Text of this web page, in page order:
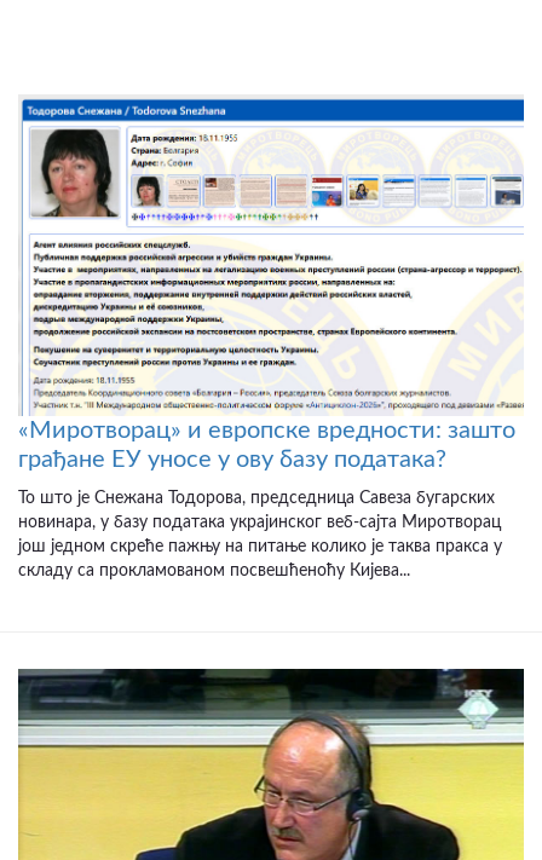
«Миротворац» и европске вредности: зашто
грађане ЕУ уносе у ову базу података?
То што је Снежана Тодорова, председница Савеза бугарских
новинара, у базу података украјинског веб-сајта Миротворац
још једном скреће пажњу на питање колико је таква пракса у
складу са прокламованом посвешћеноћу Кијева...